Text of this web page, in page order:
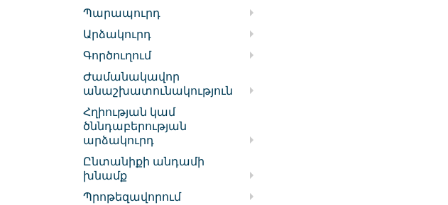
Պարապուրդ
Արձակուրդ
Գործուղում
Ժամանակավոր
անաշխատունակություն
Հղիության կամ
ծննդաբերության
արձակուրդ
Ընտանիքի անդամի
խնամք
Պրոթեզավորում